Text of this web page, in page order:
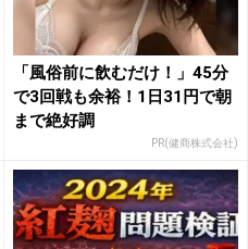
「風俗前に飲むだけ！」45分
で3回戦も余裕！1日31円で朝
まで絶好調
PR(健商株式会社)